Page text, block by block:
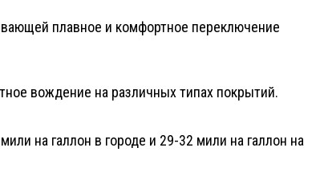
плавное и комфортное переключение
вождение на различных типах покрытий.
на галлон в городе и 29-32 мили на галлон на